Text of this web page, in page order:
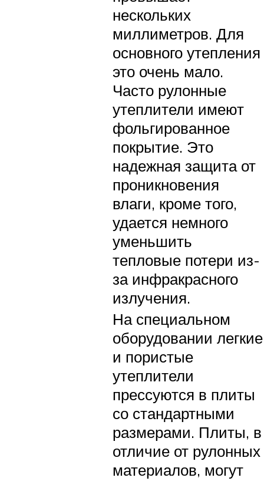
нескольких
миллиметров. Для
основного утепления
это очень мало.
Часто рулонные
утеплители имеют
фольгированное
покрытие. Это
надежная защита от
проникновения
влаги, кроме того,
удается немного
уменьшить
тепловые потери из-
за инфракрасного
излучения.
На специальном
оборудовании легкие
и пористые
утеплители
прессуются в плиты
со стандартными
размерами. Плиты, в
отличие от рулонных
материалов, могут